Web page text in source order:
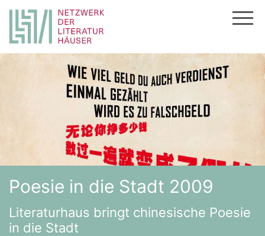
Zum
Poesie in die Stadt 2009
Literaturhaus bringt chinesische Poesie
in die Stadt